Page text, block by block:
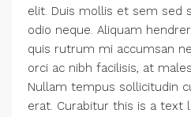
elit. Duis mollis et sem sed
odio neque. Aliquam
quis rutrum mi accumsan
orci ac nibh facilisis, at
Nullam tempus sollicitudin
erat. Curabitur this is a text